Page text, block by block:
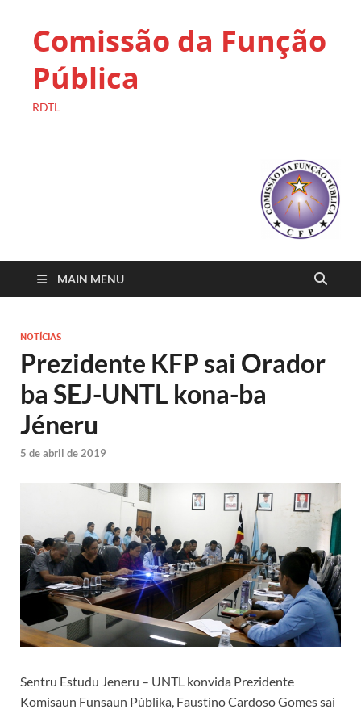
Comissão da Função
Pública
RDTL
MAIN MENU
NOTÍCIAS
Prezidente KFP sai Orador
ba SEJ-UNTL kona-ba
Jéneru
5 de abril de 2019
Sentru Estudu Jeneru – UNTL konvida Prezidente
Komisaun Funsaun Públika, Faustino Cardoso Gomes sai